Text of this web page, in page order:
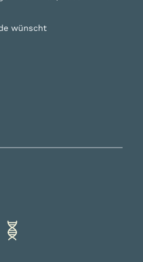
wünscht